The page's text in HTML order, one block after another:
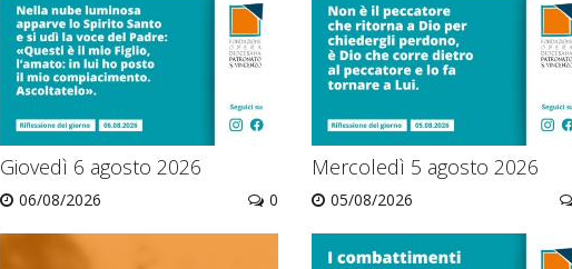
Giovedì 6 agosto 2026
06/08/2026 0
Mercoledì 5 agosto 2026
05/08/2026